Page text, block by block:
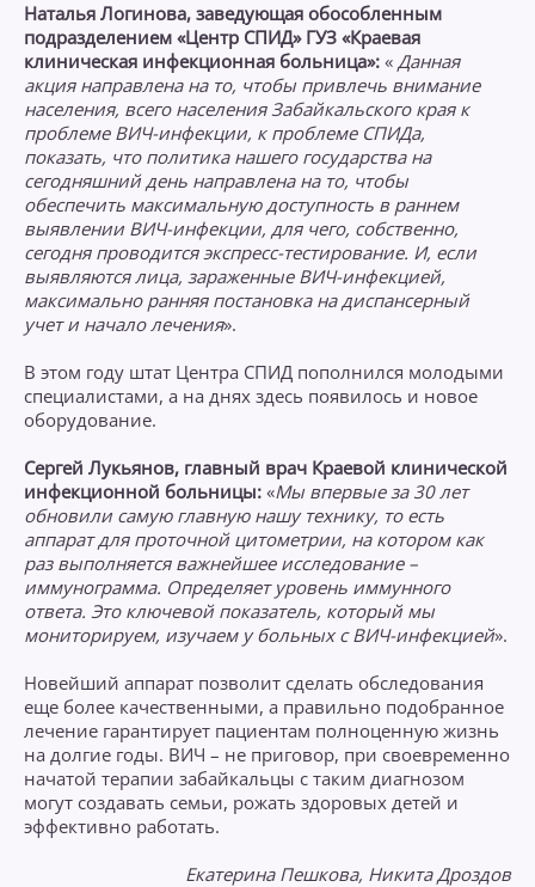
Наталья Логинова, заведующая обособленным
подразделением «Центр СПИД» ГУЗ «Краевая
клиническая инфекционная больница»: « Данная
акция направлена на то, чтобы привлечь внимание
населения, всего населения Забайкальского края к
проблеме ВИЧ-инфекции, к проблеме СПИДа,
показать, что политика нашего государства на
сегодняшний день направлена на то, чтобы
обеспечить максимальную доступность в раннем
выявлении ВИЧ-инфекции, для чего, собственно,
сегодня проводится экспресс-тестирование. И, если
выявляются лица, зараженные ВИЧ-инфекцией,
максимально ранняя постановка на диспансерный
учет и начало лечения».
В этом году штат Центра СПИД пополнился молодыми
специалистами, а на днях здесь появилось и новое
оборудование.
Сергей Лукьянов, главный врач Краевой клинической
инфекционной больницы: «Мы впервые за 30 лет
обновили самую главную нашу технику, то есть
аппарат для проточной цитометрии, на котором как
раз выполняется важнейшее исследование –
иммунограмма. Определяет уровень иммунного
ответа. Это ключевой показатель, который мы
мониторируем, изучаем у больных с ВИЧ-инфекцией».
Новейший аппарат позволит сделать обследования
еще более качественными, а правильно подобранное
лечение гарантирует пациентам полноценную жизнь
на долгие годы. ВИЧ – не приговор, при своевременно
начатой терапии забайкальцы с таким диагнозом
могут создавать семьи, рожать здоровых детей и
эффективно работать.
Екатерина Пешкова, Никита Дроздов